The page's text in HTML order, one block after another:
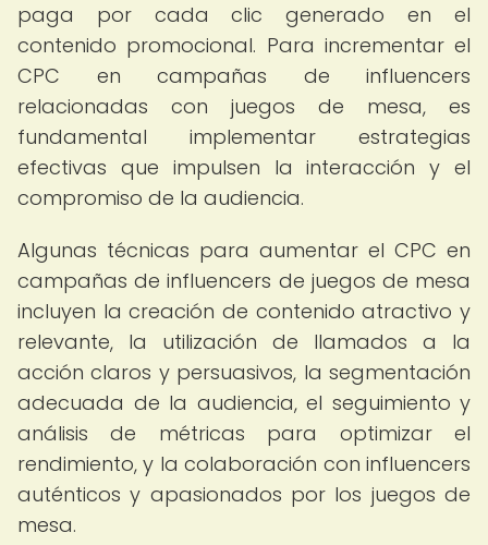
paga por cada clic generado en el
contenido promocional. Para incrementar el
CPC en campañas de influencers
relacionadas con juegos de mesa, es
fundamental implementar estrategias
efectivas que impulsen la interacción y el
compromiso de la audiencia.
Algunas técnicas para aumentar el CPC en
campañas de influencers de juegos de mesa
incluyen la creación de contenido atractivo y
relevante, la utilización de llamados a la
acción claros y persuasivos, la segmentación
adecuada de la audiencia, el seguimiento y
análisis de métricas para optimizar el
rendimiento, y la colaboración con influencers
auténticos y apasionados por los juegos de
mesa.